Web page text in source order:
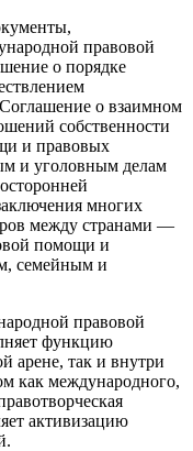
правовой
о порядке
Соглашение о взаимном
собственности
и правовых
и уголовным делам
многих
между странами —
помощи и
семейным и
правовой
функцию
арене, так и внутри
как международного,
активизацию